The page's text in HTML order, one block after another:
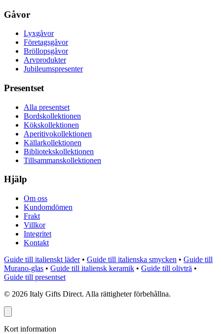
Gåvor
Lyxgåvor
Företagsgåvor
Bröllopsgåvor
Arvprodukter
Jubileumspresenter
Presentset
Alla presentset
Bordskollektionen
Kökskollektionen
Aperitivokollektionen
Källarkollektionen
Bibliotekskollektionen
Tillsammanskollektionen
Hjälp
Om oss
Kundomdömen
Frakt
Villkor
Integritet
Kontakt
Guide till italienskt läder • Guide till italienska smycken • Guide till
Murano-glas • Guide till italiensk keramik • Guide till olivträ •
Guide till presentset
© 2026 Italy Gifts Direct. Alla rättigheter förbehållna.
Kort information